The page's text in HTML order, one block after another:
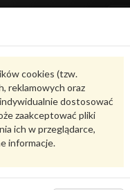
cookies (tzw.
reklamowych oraz
dostosować
zaakceptować pliki
ich w przeglądarce,
informacje.
VAG